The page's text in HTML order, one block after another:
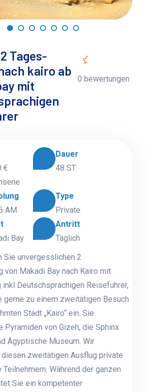
Tages-
kairo ab
mit
0 bewertungen
€
Dauer
48 ST
AM
Type
Private
Bay
Antritt
Täglich
Sie unvergesslichen 2
von Makadi Bay nach Kairo mit
inkl Deutschsprachigen Reiseführer,
gerne zu einem zweitätigen Besuch
Stadt „Kairo“ ein. Sie
Pyramiden von Gizeh, die Sphinx
Ägyptische Museum. Wir
zweitätigen Ausflug private
Während der ganzen
Sie ein kompetenter